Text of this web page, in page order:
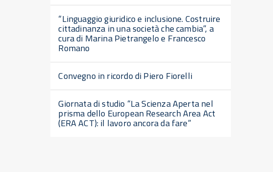
“Linguaggio giuridico e inclusione. Costruire
cittadinanza in una società che cambia”, a
cura di Marina Pietrangelo e Francesco
Romano
Convegno in ricordo di Piero Fiorelli
Giornata di studio “La Scienza Aperta nel
prisma dello European Research Area Act
(ERA ACT): il lavoro ancora da fare”